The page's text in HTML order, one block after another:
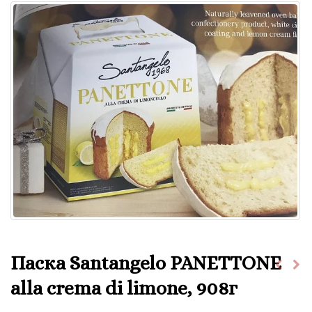
Паска Santangelo PANETTONE
alla crema di limone, 908г